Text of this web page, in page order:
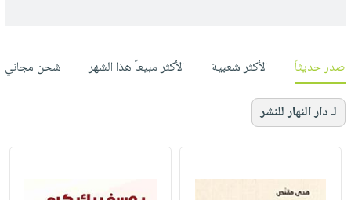
صدر حديثاً الأكثر شعبية الأكثر مبيعاً هذا الشهر شحن مجاني
لـ دار النهار للنشر